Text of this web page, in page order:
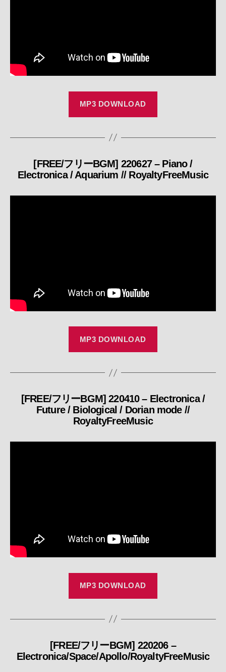
MP3 DOWNLOAD
カ
テ
リ
[FREE/フリーBGM] 220627 – Piano /
Electronica / Aquarium // RoyaltyFreeMusic
MP3 DOWNLOAD
カ
テ
ゴ
ー
[FREE/フリーBGM] 220410 – Electronica /
Future / Biological / Dorian mode //
RoyaltyFreeMusic
MP3 DOWNLOAD
カ
テ
[FREE/フリーBGM] 220206 –
Electronica/Space/Apollo/RoyaltyFreeMusic